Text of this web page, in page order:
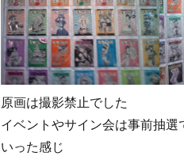
原画は撮影禁止でした
イベントやサイン会は事前抽
いった感じ